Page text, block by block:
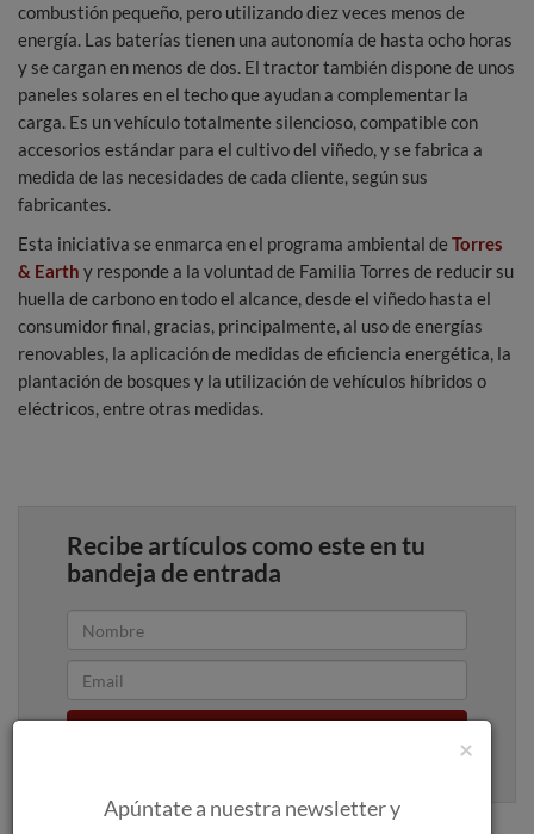
combustión pequeño, pero utilizando diez veces menos de
energía. Las baterías tienen una autonomía de hasta ocho horas
y se cargan en menos de dos. El tractor también dispone de unos
paneles solares en el techo que ayudan a complementar la
carga. Es un vehículo totalmente silencioso, compatible con
accesorios estándar para el cultivo del viñedo, y se fabrica a
medida de las necesidades de cada cliente, según sus
fabricantes.
Esta iniciativa se enmarca en el programa ambiental de Torres
& Earth y responde a la voluntad de Familia Torres de reducir su
huella de carbono en todo el alcance, desde el viñedo hasta el
consumidor final, gracias, principalmente, al uso de energías
renovables, la aplicación de medidas de eficiencia energética, la
plantación de bosques y la utilización de vehículos híbridos o
eléctricos, entre otras medidas.
Recibe artículos como este en tu
bandeja de entrada
×
Apúntate a nuestra newsletter y